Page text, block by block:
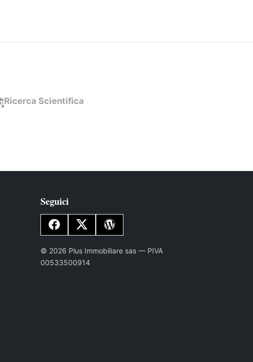
Ricerca Scientifica
Seguici
© 2026 Plus Immobiliare sas — PIVA
00533500914